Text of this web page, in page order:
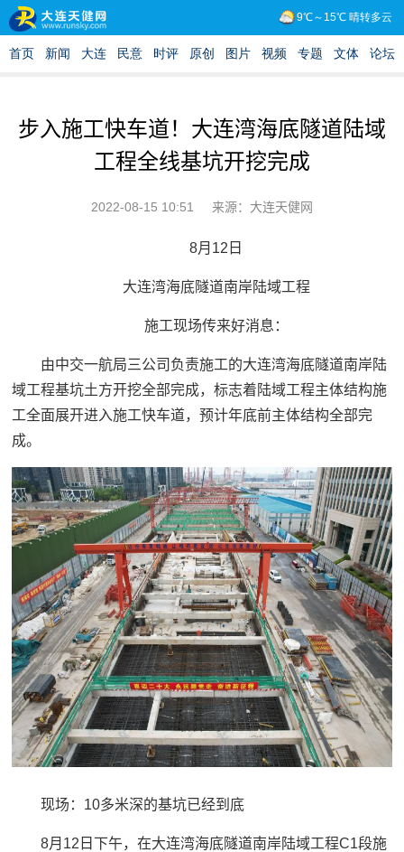
步入施工快车道！大连湾海底隧道陆域
工程全线基坑开挖完成
2022-08-15 10:51 来源：大连天健网
8月12日
大连湾海底隧道南岸陆域工程
施工现场传来好消息：
由中交一航局三公司负责施工的大连湾海底隧道南岸陆
域工程基坑土方开挖全部完成，标志着陆域工程主体结构施
工全面展开进入施工快车道，预计年底前主体结构全部完
成。
现场： 10多米深的基坑已经到底
8月12日下午，在大连湾海底隧道南岸陆域工程C1段施